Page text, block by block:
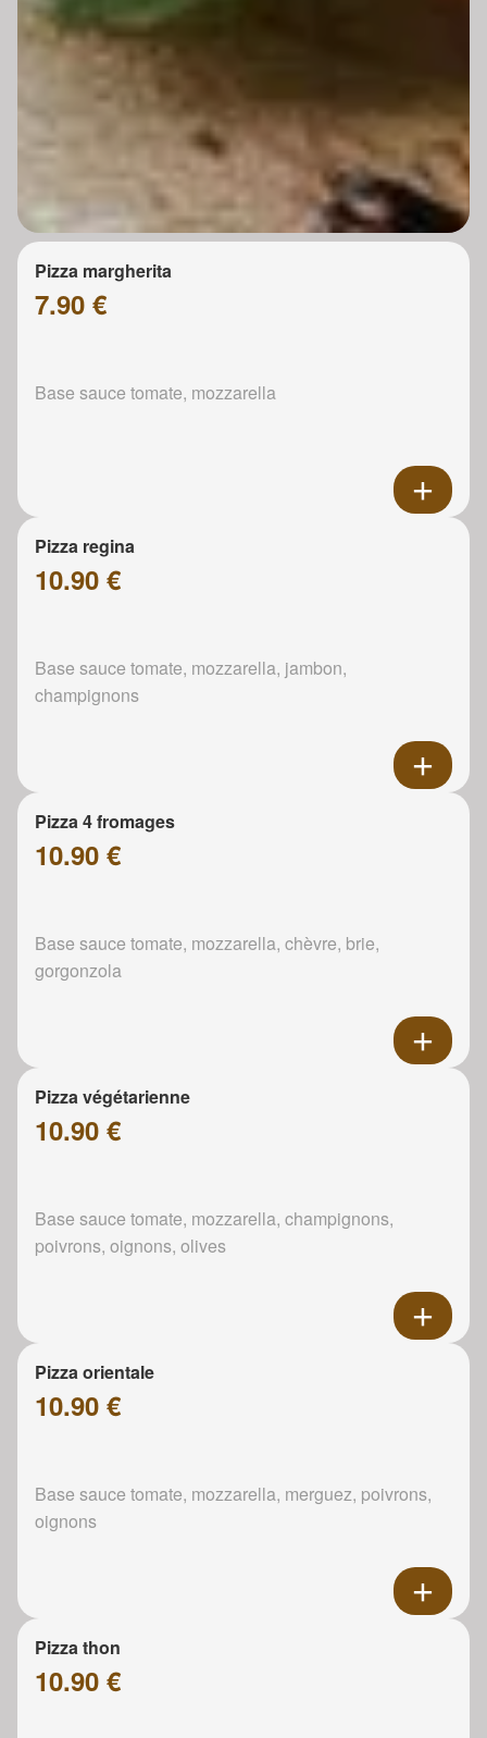
Pizza margherita
7.90 €
Base sauce tomate, mozzarella
Pizza regina
10.90 €
Base sauce tomate, mozzarella, jambon,
champignons
Pizza 4 fromages
10.90 €
Base sauce tomate, mozzarella, chèvre, brie,
gorgonzola
Pizza végétarienne
10.90 €
Base sauce tomate, mozzarella, champignons,
poivrons, oignons, olives
Pizza orientale
10.90 €
Base sauce tomate, mozzarella, merguez, poivrons,
oignons
Pizza thon
10.90 €